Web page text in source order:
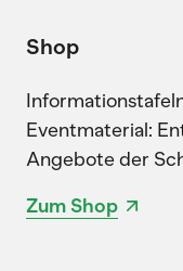
Shop
Eventmaterial:
Angebote der
Zum Shop